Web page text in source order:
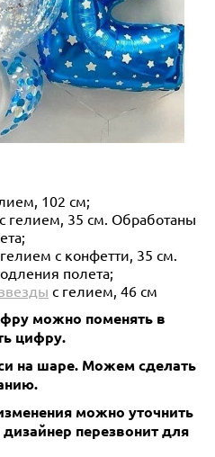
102 см;
с гелием, 35 см. Обработаны
с конфетти, 35 см.
полета;
с гелием, 46 см
можно поменять в
цифру.
на шаре. Можем сделать
можно уточнить
перезвонит для